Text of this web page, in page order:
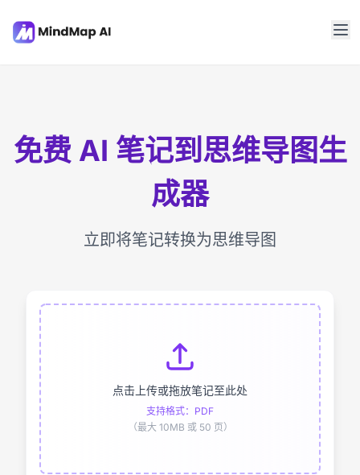
免费 AI 笔记到思维导图生
成器
立即将笔记转换为思维导图
点击上传或拖放笔记至此处
支持格式：PDF
（最大 10MB 或 50 页）